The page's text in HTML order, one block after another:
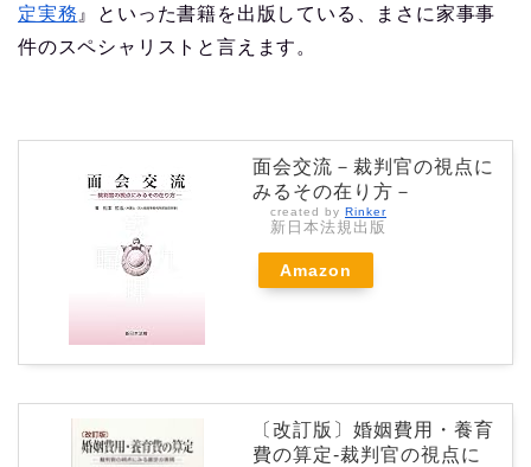
定実務 』といった書籍を出版している、まさに家事事
件のスペシャリストと言えます。
面会交流－裁判官の視点に
みるその在り方－
created by Rinker
新日本法規出版
Amazon
〔改訂版〕婚姻費用・養育
費の算定-裁判官の視点に